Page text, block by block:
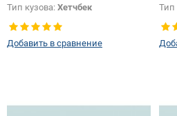
Тип кузова: Хетчбек
Тип стекла: Боковое стекло
правое
Добавить в сравнение
Тип